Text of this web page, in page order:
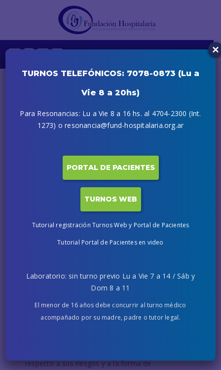
Acerca del Coronavirus
Ante la información que está circulando en las
redes respecto del surgimiento y expansión del
coronavirus, desde Fundación Hospitalaria
respecto a sus riesgos y a la forma de
TURNOS TELEFÓNICOS: 7078-0873 (Lu a
Vie 8 a 20hs)
Para Resonancias: Lu a Vie 8 a 16 hs. al 4704-2300 (Int.
1273) o resonancia@fund-hospitalaria.org.ar
PORTAL DE PACIENTES
TURNOS WEB
Tutorial registración Turnos Web y Portal de Pacientes
Tutorial Portal de Pacientes en video
Laboratorio: sin turno previo Lu a Vie 7 a 14 / Sáb y
Dom 8 a 11
El menor de 16 años debe concurrir al turno médico
acompañado por su madre, padre o tutor legal.
×